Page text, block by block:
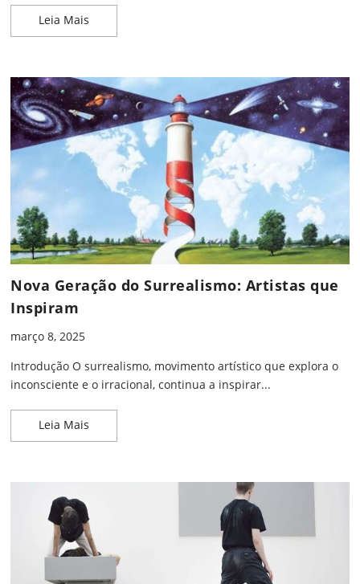
Leia Mais
Nova Geração do Surrealismo: Artistas que
Inspiram
março 8, 2025
Introdução O surrealismo, movimento artístico que explora o
inconsciente e o irracional, continua a inspirar...
Leia Mais